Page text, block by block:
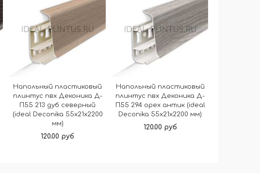
Напольный пластиковый
плинтус пвх Деконика Д-
П55 213 дуб северный
(ideal Deconika 55х21х2200
мм)
120.00 руб
Напольный пластиковый
плинтус пвх Деконика Д-
П55 294 орех антик (ideal
Deconika 55х21х2200 мм)
120.00 руб